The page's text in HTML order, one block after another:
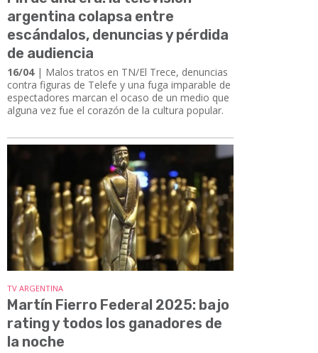
argentina colapsa entre
escándalos, denuncias y pérdida
de audiencia
16/04| Malos tratos en TN/El Trece, denuncias
contra figuras de Telefe y una fuga imparable de
espectadores marcan el ocaso de un medio que
alguna vez fue el corazón de la cultura popular.
TV ARGENTINA
Martín Fierro Federal 2025: bajo
rating y todos los ganadores de
la noche